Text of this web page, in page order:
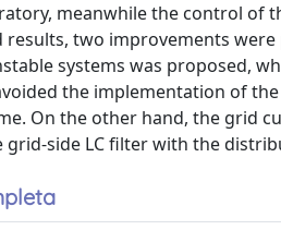
meanwhile the control of
two improvements
systems was proposed,
the implementation of
On the other hand, the grid
side LC filter with the